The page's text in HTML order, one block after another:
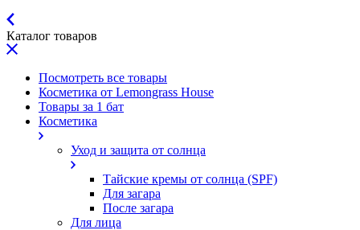
Каталог товаров
Посмотреть все товары
Косметика от Lemongrass House
Товары за 1 бат
Косметика
Уход и защита от солнца
Тайские кремы от солнца (SPF)
Для загара
После загара
Для лица